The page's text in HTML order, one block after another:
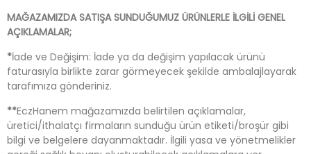
MAĞAZAMIZDA SATIŞA SUNDUĞUMUZ ÜRÜNLERLE İLGİLİ GENEL
AÇIKLAMALAR;
*İade ve Değişim: İade ya da değişim yapılacak ürünü
faturasıyla birlikte zarar görmeyecek şekilde ambalajlayarak
tarafımıza gönderiniz.
**EczHanem mağazamızda belirtilen açıklamalar,
üretici/ithalatçı firmaların sunduğu ürün etiketi/broşür gibi
bilgi ve belgelere dayanmaktadır. İlgili yasa ve yönetmelikler